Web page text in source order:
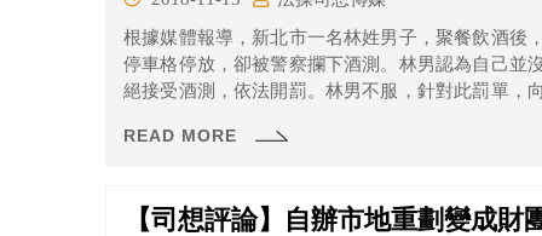
根據媒體報導，新北市一名林姓男子，聚餐飲酒後
停車格停放，卻被警察攔下酒測。林男認為自己並
絕接受酒測，依法開罰。林男不服，針對此罰單，
式，使機車在道路上行進，均屬之。根據警察職
READ MORE
【司想評論】自辦市地重劃變成